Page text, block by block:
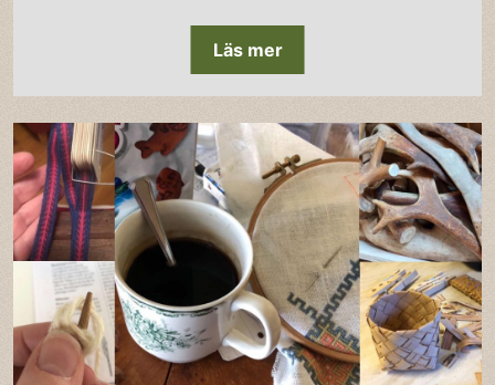
Läs mer